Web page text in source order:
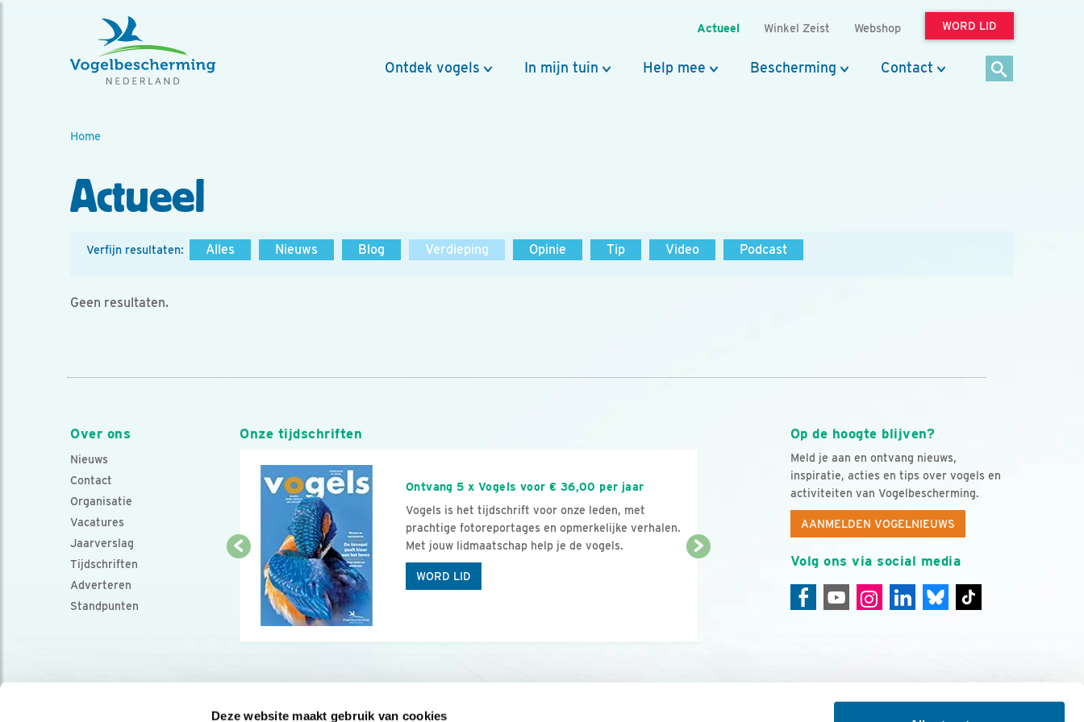
Deze website maakt gebruik van cookies
Actueel Winkel Zeist Webshop WORD LID
Ontdek vogels In mijn tuin Help mee Bescherming Contact
Home
Actueel
Verfijn resultaten: Alles Nieuws Blog Verdieping Opinie Tip Video Podcast
Geen resultaten.
Over ons
Nieuws
Contact
Organisatie
Vacatures
Jaarverslag
Tijdschriften
Adverteren
Standpunten
Op de hoogte blijven?
Meld je aan en ontvang nieuws,
inspiratie, acties en tips over vogels en
activiteiten van Vogelbescherming.
AANMELDEN VOGELNIEUWS
Volg ons via social media
Onze tijdschriften
Ontvang 5 x Vogels voor € 36,00 per jaar
Vogels is het tijdschrift voor onze leden, met
prachtige fotoreportages en opmerkelijke verhalen.
Met jouw lidmaatschap help je de vogels.
WORD LID